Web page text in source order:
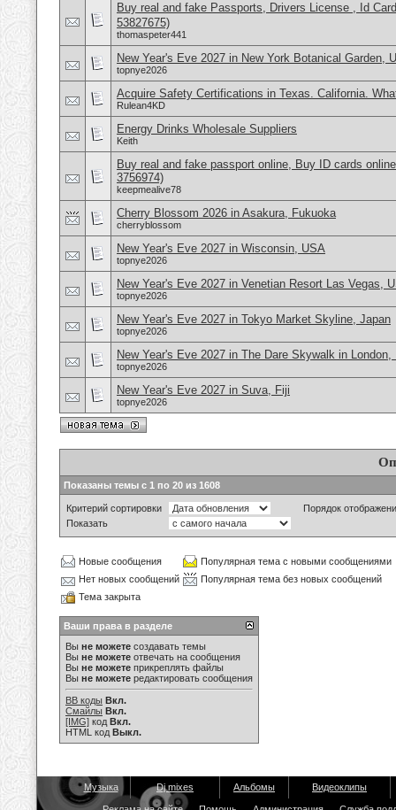
Buy real and fake Passports, Drivers License , Id
53827675)
thomaspeter441
New Year's Eve 2027 in New York Botanical Garden,
topnye2026
Acquire Safety Certifications in Texas. California.
Rulean4KD
Energy Drinks Wholesale Suppliers
Keith
Buy real and fake passport online, Buy ID cards
3756974)
keepmealive78
Cherry Blossom 2026 in Asakura, Fukuoka
cherryblossom
New Year's Eve 2027 in Wisconsin, USA
topnye2026
New Year's Eve 2027 in Venetian Resort Las Vegas,
topnye2026
New Year's Eve 2027 in Tokyo Market Skyline, Japan
topnye2026
New Year's Eve 2027 in The Dare Skywalk in London,
topnye2026
New Year's Eve 2027 in Suva, Fiji
topnye2026
Показаны темы с 1 по 20 из 1608
Критерий сортировки
Порядок
Показать
Новые сообщения
Популярная тема с новыми сообщениями
Нет новых сообщений
Популярная тема без новых сообщений
Тема закрыта
Ваши права в разделе
Вы не можете создавать темы
Вы не можете отвечать на сообщения
Вы не можете прикреплять файлы
Вы не можете редактировать сообщения
BB коды Вкл.
Смайлы Вкл.
[IMG] код Вкл.
HTML код Выкл.
Музыка Dj mixes Альбомы Видеоклипы